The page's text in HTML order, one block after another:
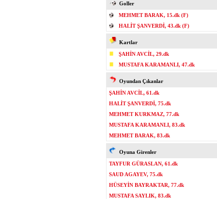
Goller
MEHMET BARAK, 15.dk (F)
HALİT ŞANVERDİ, 43.dk (F)
Kartlar
ŞAHİN AVCİL, 29.dk
MUSTAFA KARAMANLI, 47.dk
Oyundan Çıkanlar
ŞAHİN AVCİL, 61.dk
HALİT ŞANVERDİ, 75.dk
MEHMET KURKMAZ, 77.dk
MUSTAFA KARAMANLI, 83.dk
MEHMET BARAK, 83.dk
Oyuna Girenler
TAYFUR GÜRASLAN, 61.dk
SAUD AGAYEV, 75.dk
HÜSEYİN BAYRAKTAR, 77.dk
MUSTAFA SAYLIK, 83.dk